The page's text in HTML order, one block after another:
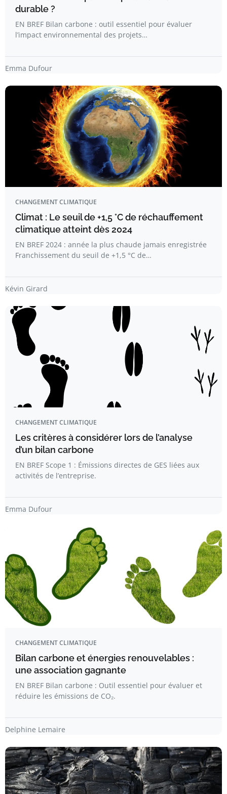
durable ?
EN BREF Bilan carbone : outil essentiel pour évaluer
l’impact environnemental des projets…
Emma Dufour
CHANGEMENT CLIMATIQUE
Climat : Le seuil de +1,5 °C de réchauffement
climatique atteint dès 2024
EN BREF 2024 : année la plus chaude jamais enregistrée
Franchissement du seuil de +1,5 °C de…
Kévin Girard
CHANGEMENT CLIMATIQUE
Les critères à considérer lors de l’analyse
d’un bilan carbone
EN BREF Scope 1 : Émissions directes de GES liées aux
activités de l’entreprise.
Emma Dufour
CHANGEMENT CLIMATIQUE
Bilan carbone et énergies renouvelables :
une association gagnante
EN BREF Bilan carbone : Outil essentiel pour évaluer et
réduire les émissions de CO₂.
Delphine Lemaire